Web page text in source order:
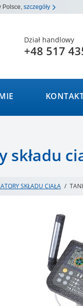
Polsce, szczegóły
Dział handlowy
+48 517
SKŁADU CIAŁA /